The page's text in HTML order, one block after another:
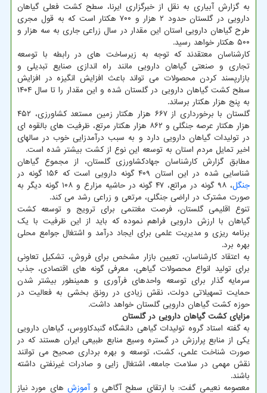
به گزارش آبیاری به نقل از خبرگزاری ایرنا، سطح کشت فعلی گیاهان
دارویی در گلستان حدود ۲ هزار و ۷۰۰ هکتار است که به قول مجری
طرح گیاهان دارویی استان این مقدار در سال زراعی جاری به سه هزار و
۵۰۰ هکتار خواهد رسید.
کارشناسان معتقدند که توجه به زیرساخت های در رابطه با توسعه
تجاری و صنعتی گیاهان دارویی مانند راه اندازی صنایع تبدیلی و
بازارپسند کردن محصولات می تواند باعث افزایش انگیزه در افزایش
سطح کشت گیاهان دارویی در گلستان شده و این مقدار را تا سال ۱۴۰۴
به پنج هزار هکتار برساند.
گلستان با برخورداری از ۶۶۷ هزار هکتار زمین مستعد کشاورزی، ۴۵۲
هزار هکتار عرصه جنگلی و ۸۶۲ هزار هکتار مرتع، ظرفیت های بالقوه ای
در تولیدات گیاهان دارویی دارد و به سبب درآمدزایی خوب در سالهای
اخیر تمایل مردم استان به توسعه این نوع از کشت بیشتر شده است.
مطابق گزارش کارشناسان جهادکشاورزی گلستان، از مجموع گیاهان
شناسایی شده در این استان ۴۰۹ گونه دارویی است که ۱۵۶ گونه در
جنگل
، ۹۸ گونه در مراتع، ۴۷ گونه در حاشیه مزارع و ۱۰۸ گونه دیگر به
صورت مشترک در اراضی جنگلی، مرتعی و زراعی رشد می کند.
تنوع اقلیمی گلستان، فرصت مغتنمی برای ترویج و توسعه کشت
گیاهان با ارزش دارویی فراهم نموده که باید از این ظرفیت با یک
برنامه ریزی و مدیریت علمی برای ایجاد درآمد و اشتغال جوامع محلی
بهره برد.
به اعتقاد کارشناسان، تعیین بازار مشخص برای فروش، تشکیل تعاونی
برای تولید انواع محصولات گیاهی، معرفی گونه های اقتصادی، جذب
سرمایه گذار برای توسعه واحدهای فرآوری و همینطور بیشتر شدن
حمایت تسهیلاتی دولت، نقش زیادی در رونق بخشی به فعالیت در
حوزه کشت گیاهان دارویی گلستان خواهد داشت.
مزایای کشت گیاهان دارویی در گلستان
به گفته استاد گروه تولیدات گیاهی دانشگاه گنبدکاووس، گیاهان دارویی
یکی از منابع پرارزش در گستره وسیع منابع طبیعی ایران هستند که در
صورت شناخت علمی، کشت، توسعه و بهره برداری صحیح می توانند
نقش مهمی در سلامت جامعه، اشتغال زایی و صادرات غیرنفتی داشته
باشند.
معصومه نعیمی گفت: با ارتقای سطح آگاهی وآموزشهای مورد نیاز